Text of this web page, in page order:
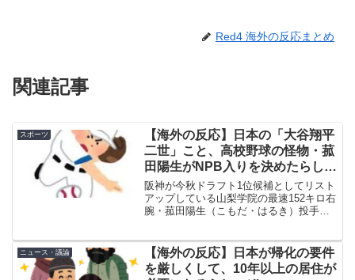
Red4 海外の反応まとめ
関連記事
スポーツ
【海外の反応】日本の「大谷翔平
二世」こと、高校野球の怪物・菰
田陽生がNPB入りを決めたらしい
→ 「MLBも10球団以上が注目し
てたんだけどな」「二刀流を目指
すなら日本のほうがいいだろう
阪神が今秋ドラフト1位候補としてリスト
アップしている山梨学院の最速152キロ右
腕・菰田陽生（こもだ・はるき）投手（2
た。 すでにメッツなどメジャー10球団
以上が視察し、...
ニュース・議論
【海外の反応】日本が帰化の要件
を厳しくして、10年以上の居住が